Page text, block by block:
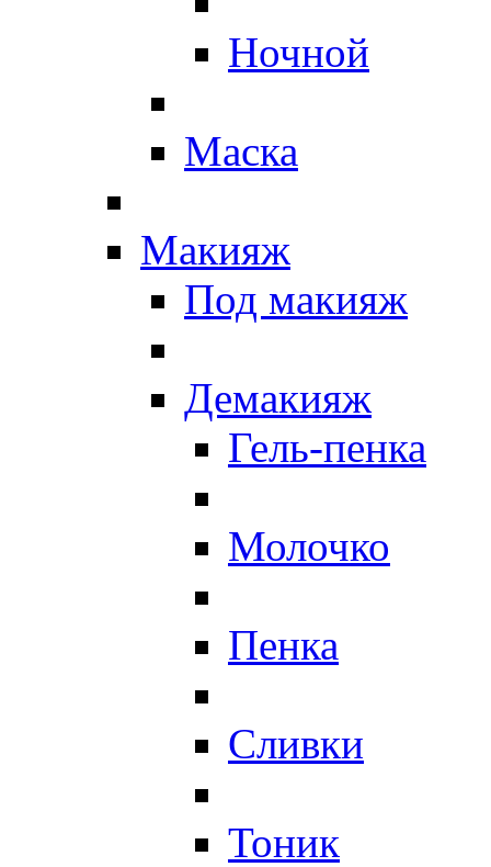
Ночной
Маска
Макияж
Под макияж
Демакияж
Гель-пенка
Молочко
Пенка
Сливки
Тоник